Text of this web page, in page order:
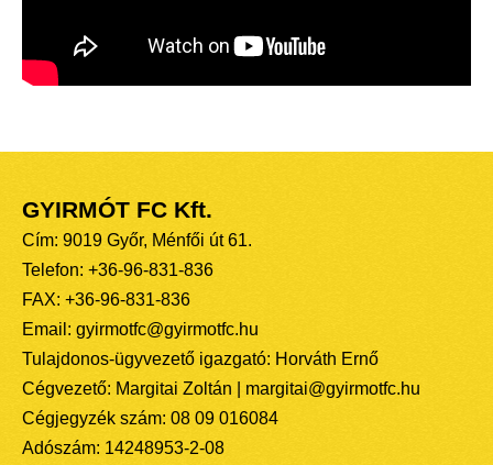
GYIRMÓT FC Kft.
Cím: 9019 Győr, Ménfői út 61.
Telefon: +36-96-831-836
FAX: +36-96-831-836
Email: gyirmotfc@gyirmotfc.hu
Tulajdonos-ügyvezető igazgató: Horváth Ernő
Cégvezető: Margitai Zoltán | margitai@gyirmotfc.hu
Cégjegyzék szám: 08 09 016084
Adószám: 14248953-2-08